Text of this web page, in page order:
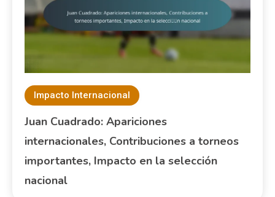
Impacto Internacional
Juan Cuadrado: Apariciones
internacionales, Contribuciones a torneos
importantes, Impacto en la selección
nacional